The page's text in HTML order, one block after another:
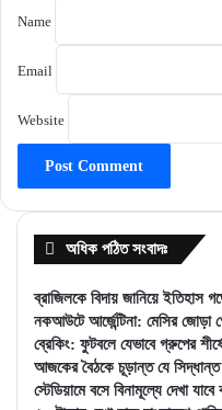
Name
Email
Website
অধিক পঠিত সংবাদঃ
ব্রাজিলকে বিদায় জানিয়ে ইতিহাস
নকআউটে আর্জেন্টিনা: মেসির জোড়া
ব্রেকিং: ফুটবলে যেভাবে গ্রুপের
আজকের বৈঠকে চূড়ান্ত যে
স্টেডিয়ামে বসে বিনামূল্যে দেখা